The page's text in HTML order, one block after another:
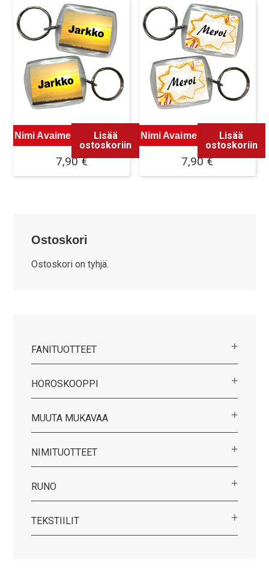
Nimi Avaimenperä Malli 3
7,90€
Lisää
ostoskoriin
Nimi Avaimenperä Malli 4
7,90€
Lisää
ostoskoriin
Ostoskori
Ostoskori on tyhjä.
FANITUOTTEET
HOROSKOOPPI
MUUTA MUKAVAA
NIMITUOTTEET
RUNO
TEKSTIILIT